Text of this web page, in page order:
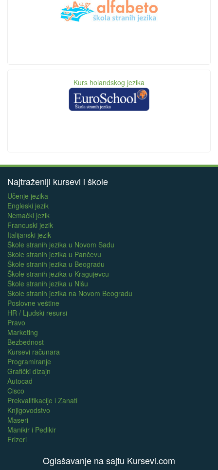
Kurs holandskog jezika
Najtraženiji kursevi i škole
Učenje jezika
Engleski jezik
Nemački jezik
Francuski jezik
Italijanski jezik
Škole stranih jezika u Novom Sadu
Škole stranih jezika u Pančevu
Škole stranih jezika u Beogradu
Škole stranih jezika u Kragujevcu
Škole stranih jezika u Nišu
Škole stranih jezika na Novom Beogradu
Poslovne veštine
HR / Ljudski resursi
Pravo
Marketing
Bezbednost
Kursevi računara
Programiranje
Grafički dizajn
Autocad
Cisco
Prekvalifikacije i Zanati
Knjigovodstvo
Maseri
Manikir i Pedikir
Frizeri
Oglašavanje na sajtu Kursevi.com